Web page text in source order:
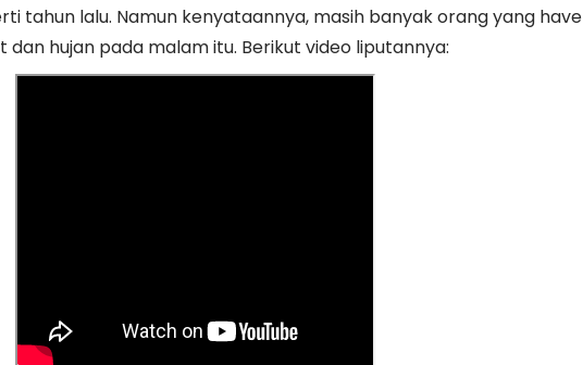
tahun lalu. Namun kenyataannya, masih banyak orang yang have
dan hujan pada malam itu. Berikut video liputannya: